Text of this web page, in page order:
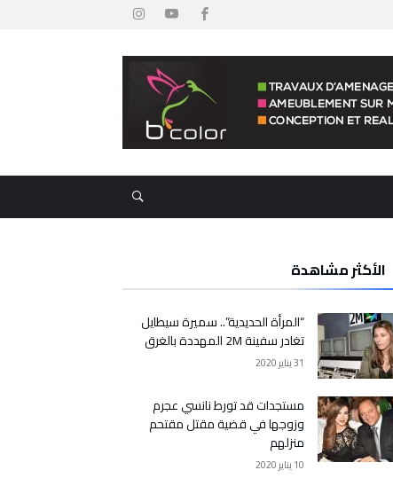
الأكثر مشاهدة
“المرأة الحديدية”.. سميرة سيطايل
تغادر سفينة 2M المهددة بالغرق
31 يناير 2020
مستجدات قد تورط نانسي عجرم
وزوجها في قضية مقتل مقتحم
منزلهم
10 يناير 2020